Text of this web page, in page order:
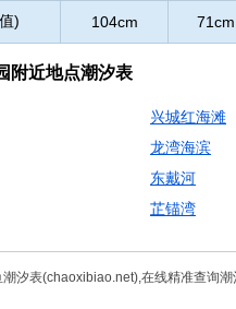
) 104cm 71cm
附近地点潮汐表
兴城红海滩
龙湾海滨
东戴河
芷锚湾
汐表(chaoxibiao.net),在线精准查询潮